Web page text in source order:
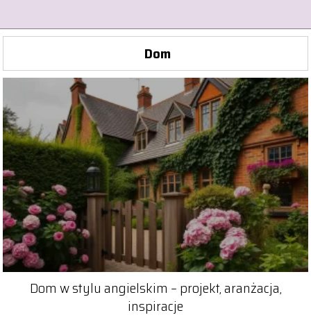
Dom
Dom w stylu angielskim – projekt, aranżacja,
inspiracje